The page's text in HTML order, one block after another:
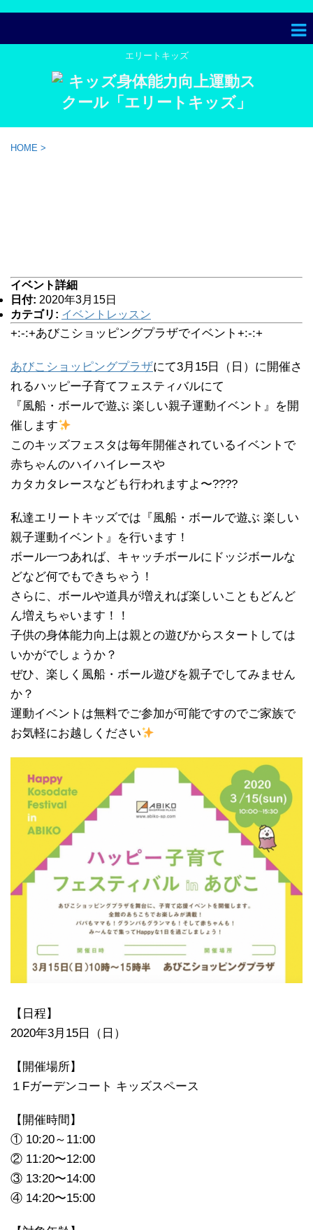
エリートキッズ
HOME >
イベント詳細
日付: 2020年3月15日
カテゴリ: イベントレッスン
+:-:+あびこショッピングプラザでイベント+:-:+
あびこショッピングプラザにて3月15日（日）に開催さ
れるハッピー子育てフェスティバルにて
『風船・ボールで遊ぶ 楽しい親子運動イベント』を開
催します
このキッズフェスタは毎年開催されているイベントで
赤ちゃんのハイハイレースや
カタカタレースなども行われますよ〜????
私達エリートキッズでは『風船・ボールで遊ぶ 楽しい
親子運動イベント』を行います！
ボール一つあれば、キャッチボールにドッジボールな
どなど何でもできちゃう！
さらに、ボールや道具が増えれば楽しいこともどんど
ん増えちゃいます！！
子供の身体能力向上は親との遊びからスタートしては
いかがでしょうか？
ぜひ、楽しく風船・ボール遊びを親子でしてみません
か？
運動イベントは無料でご参加が可能ですのでご家族で
お気軽にお越しください
【日程】
2020年3月15日（日）
【開催場所】
１Fガーデンコート キッズスペース
【開催時間】
① 10:20～11:00
② 11:20〜12:00
③ 13:20〜14:00
④ 14:20〜15:00